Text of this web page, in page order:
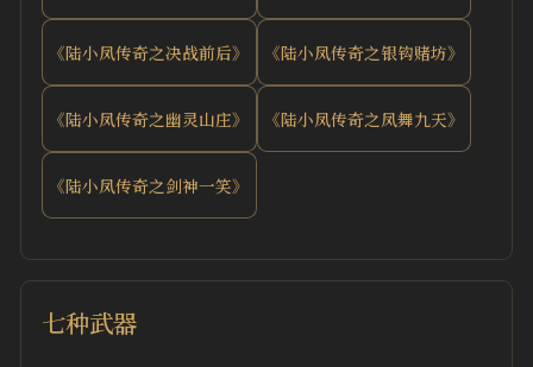
《陆小凤传奇之决战前后》 《陆小凤传奇之银钩赌坊》
《陆小凤传奇之幽灵山庄》 《陆小凤传奇之凤舞九天》
《陆小凤传奇之剑神一笑》
七种武器